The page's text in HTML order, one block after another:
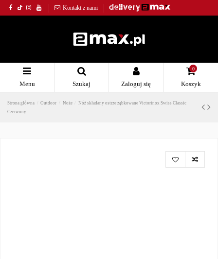
Kontakt z nami
Menu Szukaj Zaloguj się
0
Koszyk
Strona główna Outdoor Noże
Nóż składany ostrze ząbkowane Victorinox Swiss Classic
Czerwony